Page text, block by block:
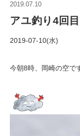
2019.07.10
アユ釣り4回目
2019-07-10(水)
今朝8時、岡崎の空で